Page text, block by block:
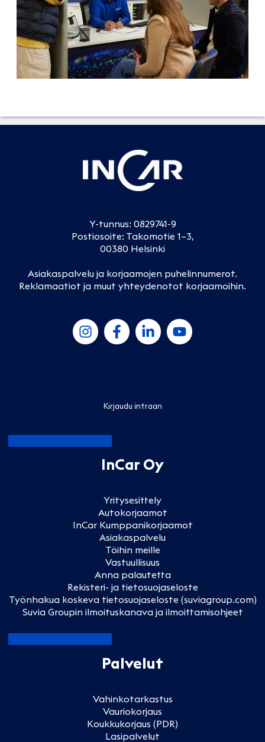
Y-tunnus: 0829741-9
Postiosoite: Takomotie 1–3,
00380 Helsinki
Asiakaspalvelu ja korjaamojen puhelinnumerot.
Reklamaatiot ja muut yhteydenotot korjaamoihin.
Kirjaudu intraan
InCar Oy
Yritysesittely
Autokorjaamot
InCar Kumppanikorjaamot
Asiakaspalvelu
Töihin meille
Vastuullisuus
Anna palautetta
Rekisteri- ja tietosuojaseloste
Työnhakua koskeva tietosuojaseloste (suviagroup.com)
Suvia Groupin ilmoituskanava ja ilmoittamisohjeet
Palvelut
Vahinkotarkastus
Vauriokorjaus
Koukkukorjaus (PDR)
Lasipalvelut